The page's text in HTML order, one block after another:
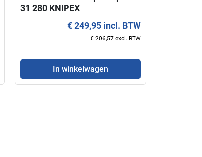
31 280 KNIPEX
€ 249,95 incl. BTW
€ 206,57 excl. BTW
In winkelwagen